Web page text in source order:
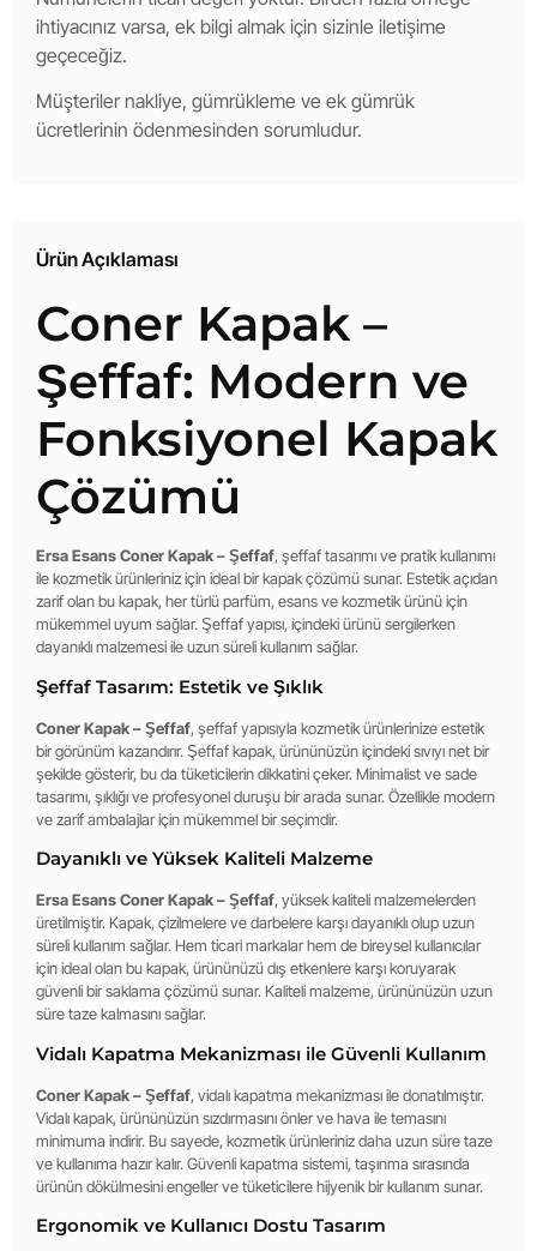
ihtiyacınız varsa, ek bilgi almak için sizinle iletişime
geçeceğiz.
Müşteriler nakliye, gümrükleme ve ek gümrük
ücretlerinin ödenmesinden sorumludur.
Ürün Açıklaması
Coner Kapak –
Şeffaf: Modern ve
Fonksiyonel Kapak
Çözümü
Ersa Esans Coner Kapak – Şeffaf, şeffaf tasarımı ve pratik kullanımı
ile kozmetik ürünleriniz için ideal bir kapak çözümü sunar. Estetik açıdan
zarif olan bu kapak, her türlü parfüm, esans ve kozmetik ürünü için
mükemmel uyum sağlar. Şeffaf yapısı, içindeki ürünü sergilerken
dayanıklı malzemesi ile uzun süreli kullanım sağlar.
Şeffaf Tasarım: Estetik ve Şıklık
Coner Kapak – Şeffaf, şeffaf yapısıyla kozmetik ürünlerinize estetik
bir görünüm kazandırır. Şeffaf kapak, ürününüzün içindeki sıvıyı net bir
şekilde gösterir, bu da tüketicilerin dikkatini çeker. Minimalist ve sade
tasarımı, şıklığı ve profesyonel duruşu bir arada sunar. Özellikle modern
ve zarif ambalajlar için mükemmel bir seçimdir.
Dayanıklı ve Yüksek Kaliteli Malzeme
Ersa Esans Coner Kapak – Şeffaf, yüksek kaliteli malzemelerden
üretilmiştir. Kapak, çizilmelere ve darbelere karşı dayanıklı olup uzun
süreli kullanım sağlar. Hem ticari markalar hem de bireysel kullanıcılar
için ideal olan bu kapak, ürününüzü dış etkenlere karşı koruyarak
güvenli bir saklama çözümü sunar. Kaliteli malzeme, ürününüzün uzun
süre taze kalmasını sağlar.
Vidalı Kapatma Mekanizması ile Güvenli Kullanım
Coner Kapak – Şeffaf, vidalı kapatma mekanizması ile donatılmıştır.
Vidalı kapak, ürününüzün sızdırmasını önler ve hava ile temasını
minimuma indirir. Bu sayede, kozmetik ürünleriniz daha uzun süre taze
ve kullanıma hazır kalır. Güvenli kapatma sistemi, taşınma sırasında
ürünün dökülmesini engeller ve tüketicilere hijyenik bir kullanım sunar.
Ergonomik ve Kullanıcı Dostu Tasarım